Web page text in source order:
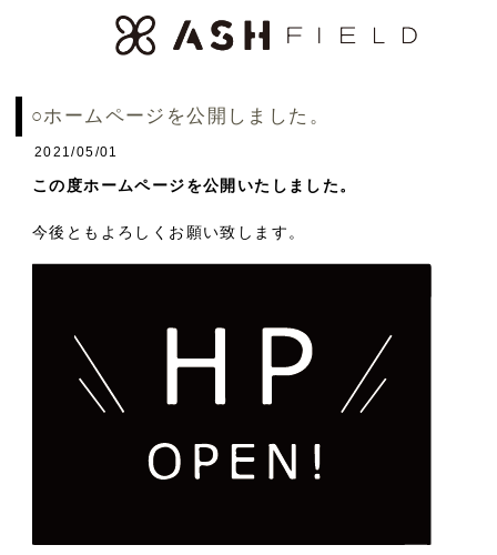
○ホームページを公開しました。
2021/05/01
この度ホームページを公開いたしました。
今後ともよろしくお願い致します。